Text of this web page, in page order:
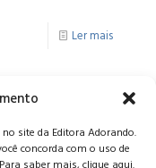
site da Editora Adorando.
concorda com o uso de
Ler mais
- Portaria 04, Vila da
065 - MG